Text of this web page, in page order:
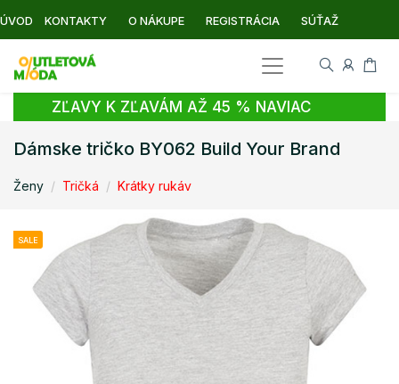
ÚVOD KONTAKTY O NÁKUPE REGISTRÁCIA SÚŤAŽ
ZĽAVY K ZĽAVÁM AŽ 45 % NAVIAC
Dámske tričko BY062 Build Your Brand
Ženy Tričká Krátky rukáv
SALE